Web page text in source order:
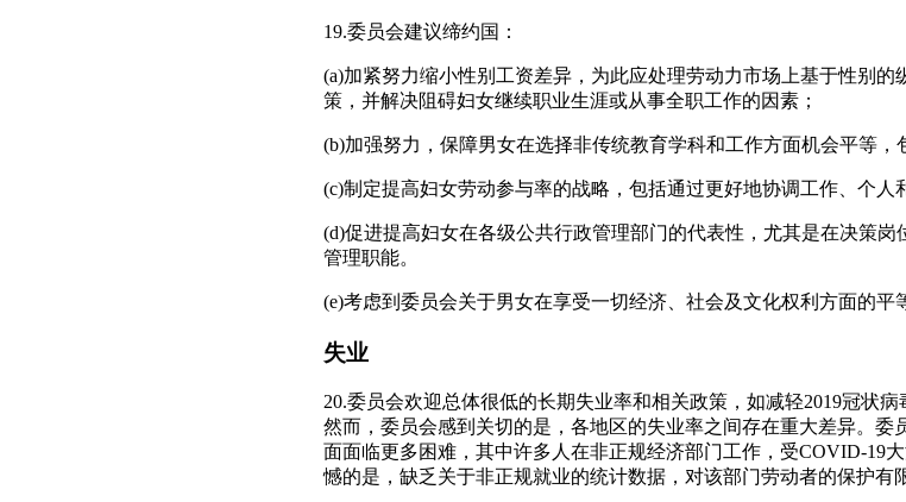
19.委员会建议缔约国：
(a)加紧努力缩小性别工资差异，为此应处理劳动力市场上基于性别
策，并解决阻碍妇女继续职业生涯或从事全职工作的因素；
(b)加强努力，保障男女在选择非传统教育学科和工作方面机会平等，
(c)制定提高妇女劳动参与率的战略，包括通过更好地协调工作、个人
(d)促进提高妇女在各级公共行政管理部门的代表性，尤其是在决策
管理职能。
(e)考虑到委员会关于男女在享受一切经济、社会及文化权利方面的平
失业
20.委员会欢迎总体很低的长期失业率和相关政策，如减轻2019冠状
然而，委员会感到关切的是，各地区的失业率之间存在重大差异。
面面临更多困难，其中许多人在非正规经济部门工作，受COVID-19
憾的是，缺乏关于非正规就业的统计数据，对该部门劳动者的保护有